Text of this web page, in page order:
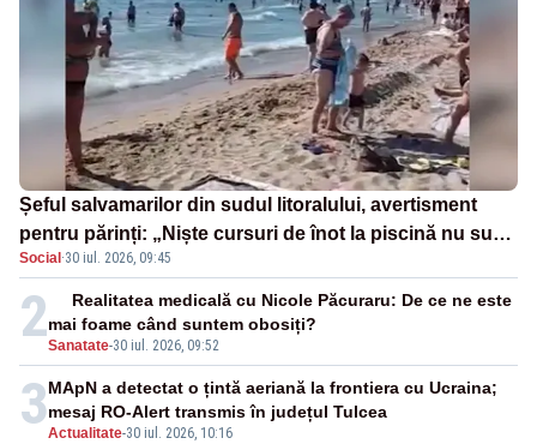
Șeful salvamarilor din sudul litoralului, avertisment
pentru părinți: „Niște cursuri de înot la piscină nu sunt
suficiente”
Social ·30 iul. 2026, 09:45
2Sanatate-30 iul. 2026, 09:52
Realitatea medicală cu Nicole Păcuraru: De ce ne este
mai foame când suntem obosiți?
3Actualitate-30 iul. 2026, 10:16
MApN a detectat o țintă aeriană la frontiera cu Ucraina;
mesaj RO-Alert transmis în județul Tulcea